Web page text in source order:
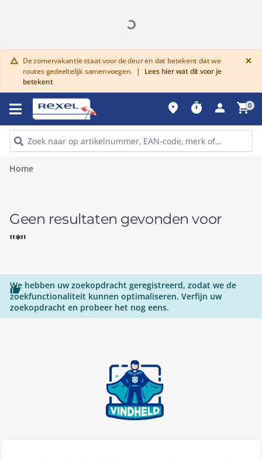
warning De zomervakantie staat voor de deur en dat betekent dat we
routes gedeeltelijk samenvoegen. |
Lees hier wat dit voor je
betekent
×
place timer person shopping_cart0
Home
Geen resultaten gevonden voor
"*"

We hebben uw zoekopdracht geregistreerd, zodat we de
zoekfunctionaliteit kunnen optimaliseren. Verfijn uw
zoekopdracht en probeer het nog eens.